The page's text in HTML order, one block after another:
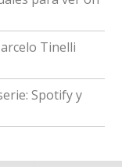
Tinelli
Spotify y